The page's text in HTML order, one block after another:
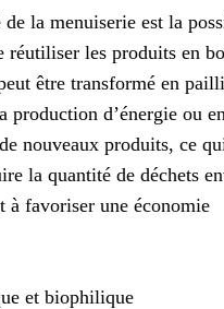
de la menuiserie est la
réutiliser les produits en
être transformé en
production d’énergie ou
nouveaux produits, ce
la quantité de déchets
à favoriser une économie
et biophilique